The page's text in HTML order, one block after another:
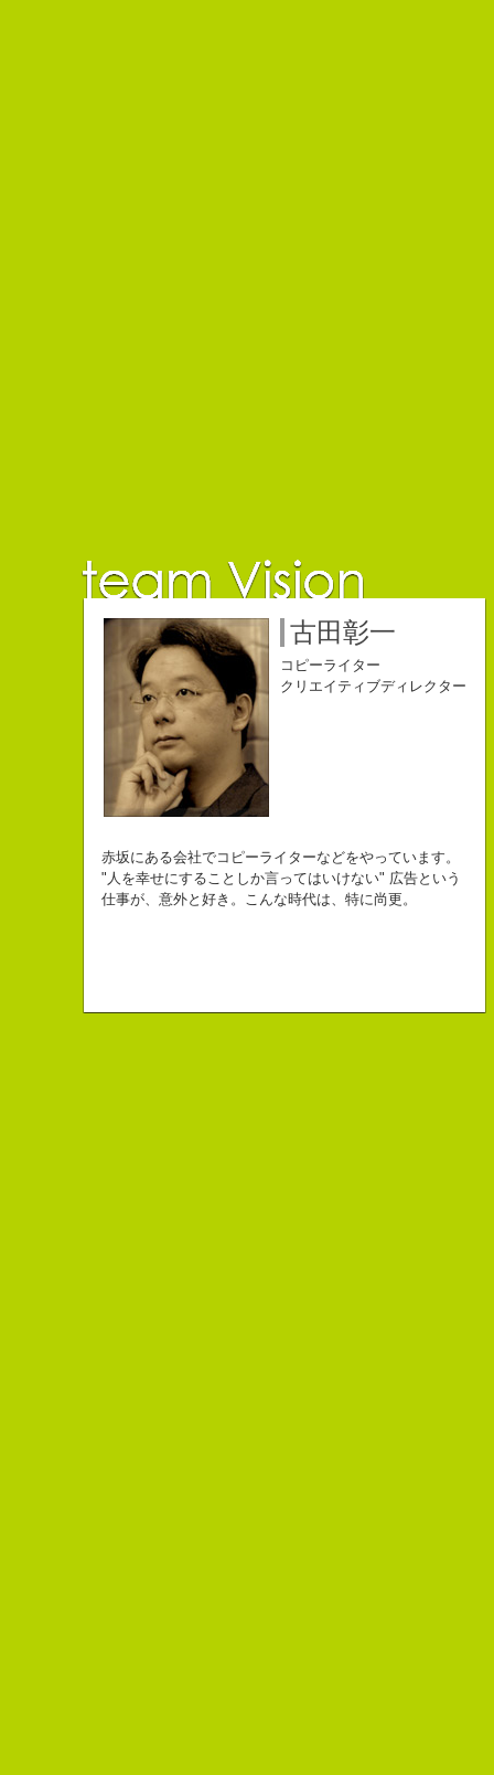
佐藤延夫
コピーライター
チームVision 事務局長
保持壮太郎
コピーライター
自己紹介ジェネレーターというサイトがある。試しにやってみた。
こんちゃっ保持壮太郎っていいます。
皆からは「保持壮太郎ピーナッツ」って呼ばれてるよ。
小山佳奈
コピーライター
なにがしか書いていられるしごとはとっても
幸せでとっても怖いですが、きょうもなんとか幸せに
生きられてる私は幸せなのかもしれません。
中村直史
コピーライター
長崎県五島市出身
３６歳
「五島列島はよいところです。
江口順也
コピーライター
Copy writer
10周年キャンペーン中です。
名雪祐平
コピーライター
クリエイティブディレクター
初対面の人によく言われる。
「きれいな名前ですね」
こう返す。「ええ、名前だけは」
古田彰一
コピーライター
クリエイティブディレクター
赤坂にある会社でコピーライターなどをやっています。
"人を幸せにすることしか言ってはいけない" 広告という
仕事が、意外と好き。こんな時代は、特に尚更。